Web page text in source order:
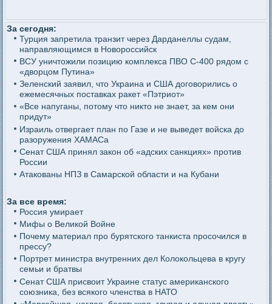
За сегодня:
Турция запретила транзит через Дарданеллы судам,
направляющимся в Новороссийск
ВСУ уничтожили позицию комплекса ПВО С-400 рядом с
«дворцом Путина»
Зеленский заявил, что Украина и США договорились о
ежемесячных поставках ракет «Пэтриот»
«Все напуганы, потому что никто не знает, за кем они
придут»
Израиль отвергает план по Газе и не выведет войска до
разоружения ХАМАСа
Сенат США принял закон об «адских санкциях» против
России
Атакованы НПЗ в Самарской области и на Кубани
За все время:
Россия умирает
Мифы о Великой Войне
Почему материал про бурятского танкиста просочился в
прессу?
Портрет министра внутренних дел Колокольцева в кругу
семьи и братвы
Сенат США присвоит Украине статус американского
союзника, без всякого членства в НАТО